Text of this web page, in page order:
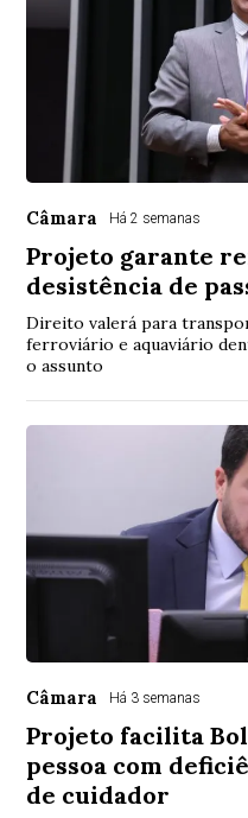
Câmara Há 2 semanas
Projeto garante
desistência de
Direito valerá para
ferroviário e aquaviário
o assunto
Câmara Há 3 semanas
Projeto facilita
pessoa com
de cuidador